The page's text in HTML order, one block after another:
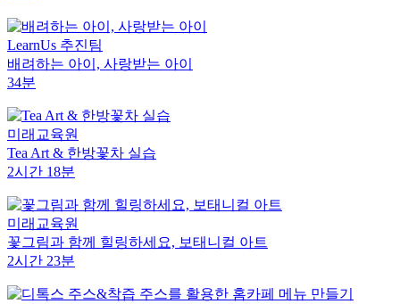
LearnUs 추진팀
배려하는 아이, 사랑받는 아이
34분
미래교육원
Tea Art & 한방꽃차 실습
2시간 18분
미래교육원
꽃그림과 함께 힐링하세요, 보태니컬 아트
2시간 23분